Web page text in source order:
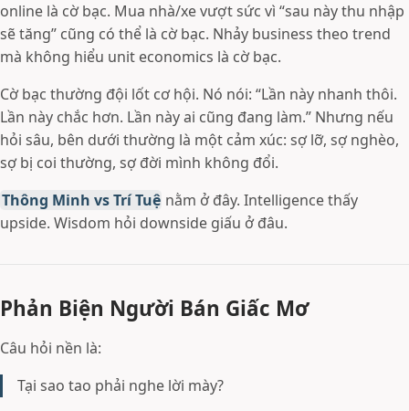
online là cờ bạc. Mua nhà/xe vượt sức vì “sau này thu nhập
sẽ tăng” cũng có thể là cờ bạc. Nhảy business theo trend
mà không hiểu unit economics là cờ bạc.
Cờ bạc thường đội lốt cơ hội. Nó nói: “Lần này nhanh thôi.
Lần này chắc hơn. Lần này ai cũng đang làm.” Nhưng nếu
hỏi sâu, bên dưới thường là một cảm xúc: sợ lỡ, sợ nghèo,
sợ bị coi thường, sợ đời mình không đổi.
Thông Minh vs Trí Tuệ nằm ở đây. Intelligence thấy
upside. Wisdom hỏi downside giấu ở đâu.
Phản Biện Người Bán Giấc Mơ
Câu hỏi nền là:
Tại sao tao phải nghe lời mày?